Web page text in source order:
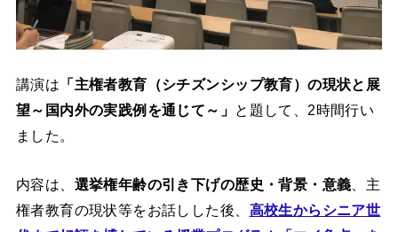
講演は 「主権者教育（シチズンシップ教育）の現状と展
望～国内外の実践例を通じて～」 と題して、2時間行い
ました。
内容は、 選挙権年齢の引き下げの歴史・背景・意義 、主
権者教育の現状等をお話しした後、 高校生からシニア世